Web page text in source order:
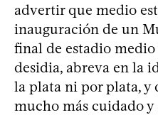
advertir que medio
inauguración de un
final de estadio medio
desidia, abreva en la
la plata ni por plata, y
mucho más cuidado y